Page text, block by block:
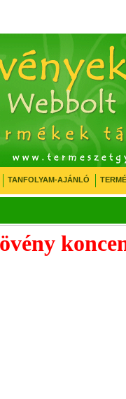
TANFOLYAM-AJÁNLÓ